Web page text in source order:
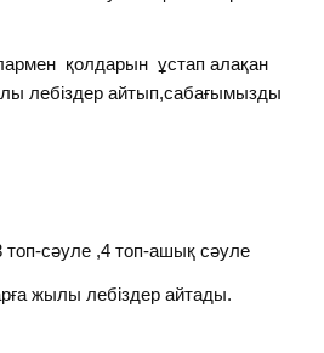
қолдарын ұстап алақан
лебіздер айтып,сабағымызды
топ-сәуле ,4 топ-ашық сәуле
жылы лебіздер айтады.